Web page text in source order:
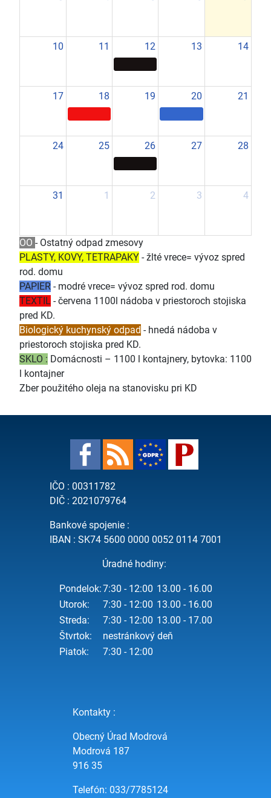
10 11 12 13 14
17 18 19 20 21
24 25 26 27 28
31 1 2 3 4
OO - Ostatný odpad zmesovy
PLASTY, KOVY, TETRAPAKY - žlté vrece= vývoz spred
rod. domu
PAPIER - modré vrece= vývoz spred rod. domu
TEXTIL - červena 1100l nádoba v priestoroch stojiska
pred KD.
Biologický kuchynský odpad - hnedá nádoba v
priestoroch stojiska pred KD.
SKLO : Domácnosti – 1100 l kontajnery, bytovka: 1100
l kontajner
Zber použitého oleja na stanovisku pri KD
IČO : 00311782
DIČ : 2021079764
Bankové spojenie :
IBAN : SK74 5600 0000 0052 0114 7001
Úradné hodiny:
Pondelok:7:30 - 12:00 13.00 - 16.00
Utorok:
7:30 - 12:00 13.00 - 16.00
Streda:
7:30 - 12:00 13.00 - 17.00
Štvrtok:
nestránkový deň
Piatok:
7:30 - 12:00
Kontakty :
Obecný Úrad Modrová
Modrová 187
916 35
Telefón: 033/7785124